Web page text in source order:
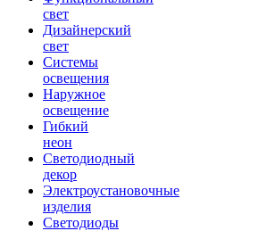
свет
Дизайнерский
свет
Системы
освещения
Наружное
освещение
Гибкий
неон
Светодиодный
декор
Электроустановочные
изделия
Светодиоды